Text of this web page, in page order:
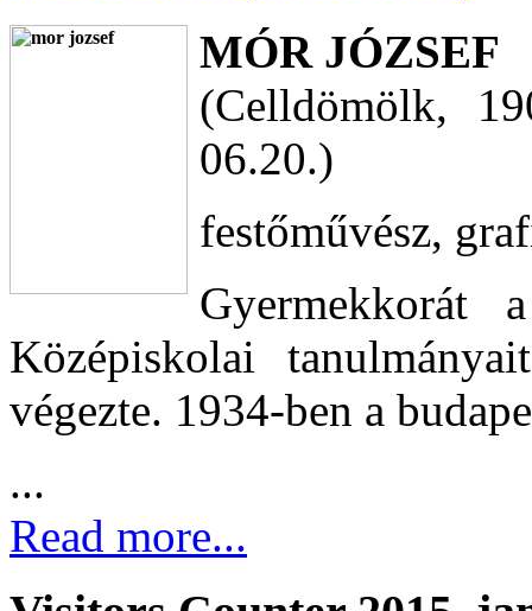
MÓR JÓZSEF
(Celldömölk,
06.20.)
festőművész,
Gyermekkorát
Középiskolai
végezte. 1934-ben a
...
Read more...